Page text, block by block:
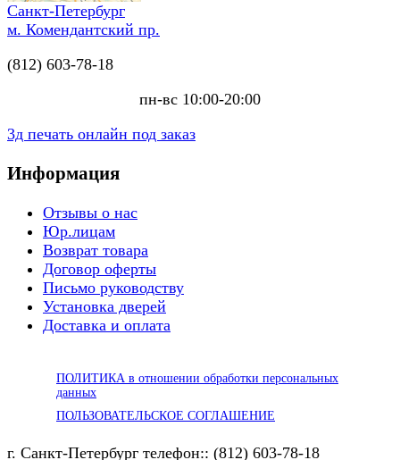
Санкт-Петербург
м. Комендантский пр.
(812) 603-78-18
пн-вс 10:00-20:00
3д печать онлайн под заказ
Информация
Отзывы о нас
Юр.лицам
Возврат товара
Договор оферты
Письмо руководству
Установка дверей
Доставка и оплата
ПОЛИТИКА в отношении обработки персональных
данных
ПОЛЬЗОВАТЕЛЬСКОЕ СОГЛАШЕНИЕ
г. Санкт-Петербург телефон:: (812) 603-78-18